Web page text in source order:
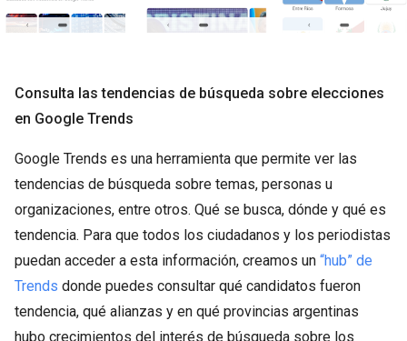
Consulta las tendencias de búsqueda sobre elecciones
en Google Trends
Google Trends es una herramienta que permite ver las
tendencias de búsqueda sobre temas, personas u
organizaciones, entre otros. Qué se busca, dónde y qué es
tendencia. Para que todos los ciudadanos y los periodistas
puedan acceder a esta información, creamos un “hub” de
Trends donde puedes consultar qué candidatos fueron
tendencia, qué alianzas y en qué provincias argentinas
hubo crecimientos del interés de búsqueda sobre los